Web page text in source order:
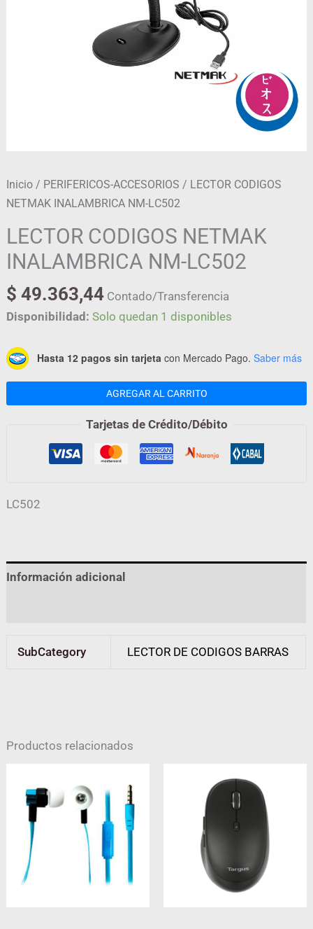
Inicio / PERIFERICOS-ACCESORIOS / LECTOR CODIGOS
NETMAK INALAMBRICA NM-LC502
LECTOR CODIGOS NETMAK
INALAMBRICA NM-LC502
$ 49.363,44 Contado/Transferencia
Disponibilidad: Solo quedan 1 disponibles
Hasta 12 pagos sin tarjeta con Mercado Pago. Saber más
AGREGAR AL CARRITO
Tarjetas de Crédito/Débito
LC502
Información adicional
SubCategory LECTOR DE CODIGOS BARRAS
Productos relacionados